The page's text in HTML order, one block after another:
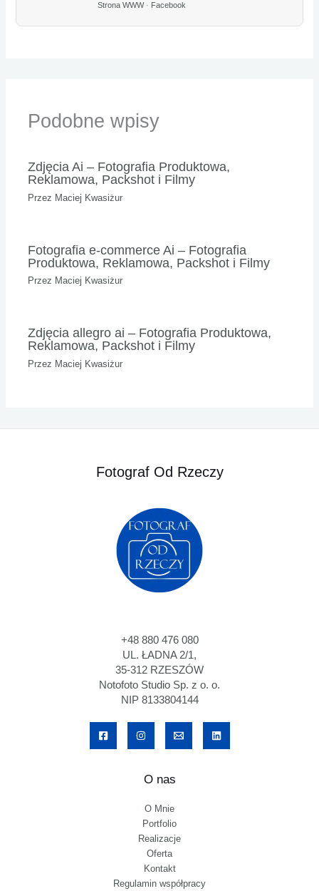
Strona WWW· Facebook
Podobne wpisy
Zdjęcia Ai – Fotografia Produktowa,
Reklamowa, Packshot i Filmy
Przez Maciej Kwasiżur
Fotografia e-commerce Ai – Fotografia
Produktowa, Reklamowa, Packshot i Filmy
Przez Maciej Kwasiżur
Zdjęcia allegro ai – Fotografia Produktowa,
Reklamowa, Packshot i Filmy
Przez Maciej Kwasiżur
Fotograf Od Rzeczy
+48 880 476 080
UL. ŁADNA 2/1,
35-312 RZESZÓW
Notofoto Studio Sp. z o. o.
NIP 8133804144
O nas
O Mnie
Portfolio
Realizacje
Oferta
Kontakt
Regulamin współpracy